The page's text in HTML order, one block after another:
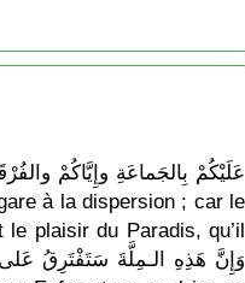
plaisir du Paradis, qu’il